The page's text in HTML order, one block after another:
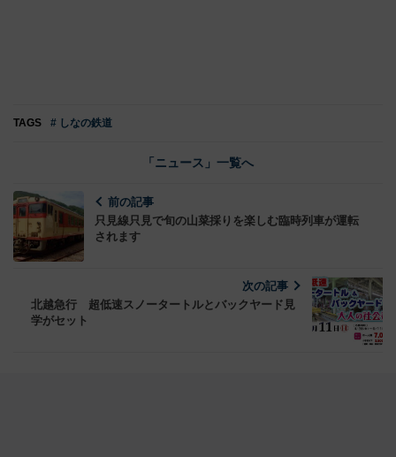
TAGS # しなの鉄道
「ニュース」一覧へ
前の記事
只見線只見で旬の山菜採りを楽しむ臨時列車が運転
されます
次の記事
北越急行 超低速スノータートルとバックヤード見
学がセット